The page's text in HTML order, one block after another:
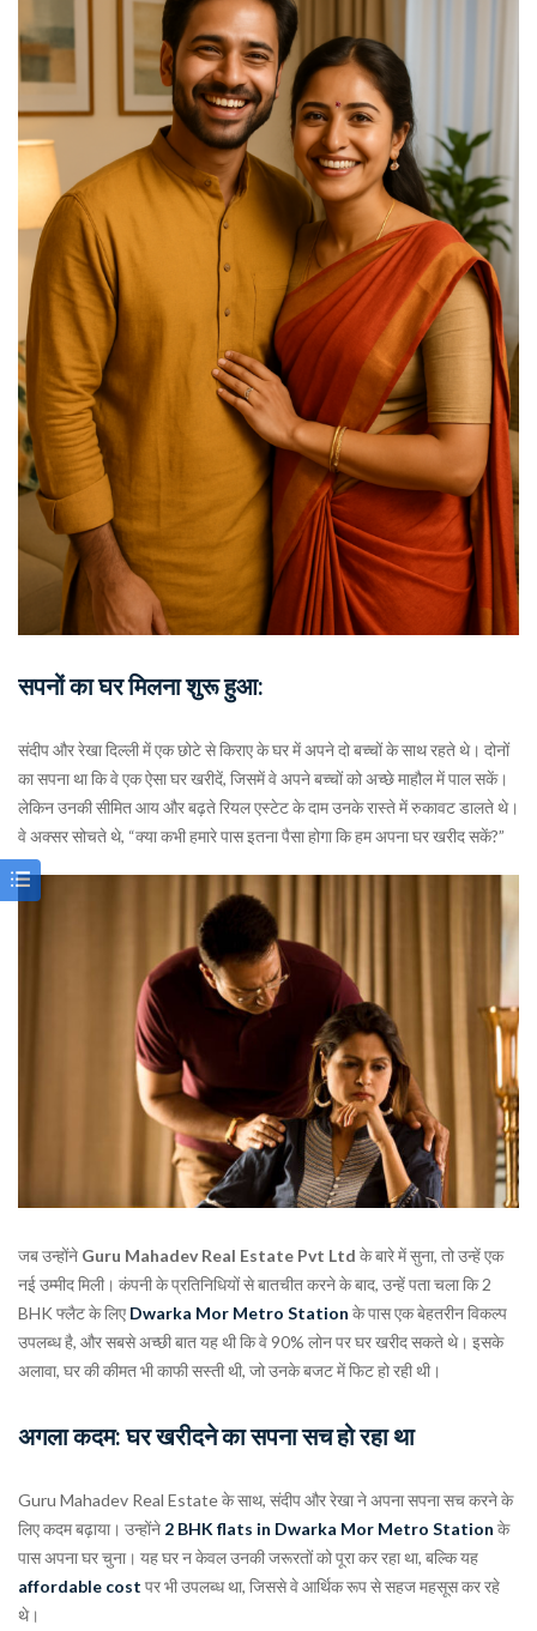
सपनों का घर मिलना शुरू हुआ:
संदीप और रेखा दिल्ली में एक छोटे से किराए के घर में अपने दो बच्चों के साथ रहते थे। दोनों
का सपना था कि वे एक ऐसा घर खरीदें, जिसमें वे अपने बच्चों को अच्छे माहौल में पाल सकें।
लेकिन उनकी सीमित आय और बढ़ते रियल एस्टेट के दाम उनके रास्ते में रुकावट डालते थे।
वे अक्सर सोचते थे, “क्या कभी हमारे पास इतना पैसा होगा कि हम अपना घर खरीद सकें?”
जब उन्होंने Guru Mahadev Real Estate Pvt Ltd के बारे में सुना, तो उन्हें एक
नई उम्मीद मिली। कंपनी के प्रतिनिधियों से बातचीत करने के बाद, उन्हें पता चला कि 2
BHK फ्लैट के लिए Dwarka Mor Metro Station के पास एक बेहतरीन विकल्प
उपलब्ध है, और सबसे अच्छी बात यह थी कि वे 90% लोन पर घर खरीद सकते थे। इसके
अलावा, घर की कीमत भी काफी सस्ती थी, जो उनके बजट में फिट हो रही थी।
अगला कदम: घर खरीदने का सपना सच हो रहा था
Guru Mahadev Real Estate के साथ, संदीप और रेखा ने अपना सपना सच करने के
लिए कदम बढ़ाया। उन्होंने 2 BHK flats in Dwarka Mor Metro Station के
पास अपना घर चुना। यह घर न केवल उनकी जरूरतों को पूरा कर रहा था, बल्कि यह
affordable cost पर भी उपलब्ध था, जिससे वे आर्थिक रूप से सहज महसूस कर रहे
थे।